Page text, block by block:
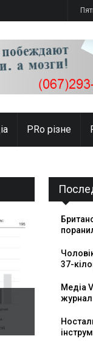
PRо різне
37-
Медіа
журнал